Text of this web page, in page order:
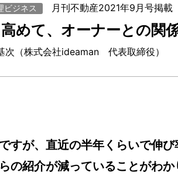
ビジネス 月刊不動産2021年9月号掲載
めて、オーナーとの関
次（株式会社ideaman 代表取締役）
すが、直近の半年くらいで伸
の紹介が減っていることがわ